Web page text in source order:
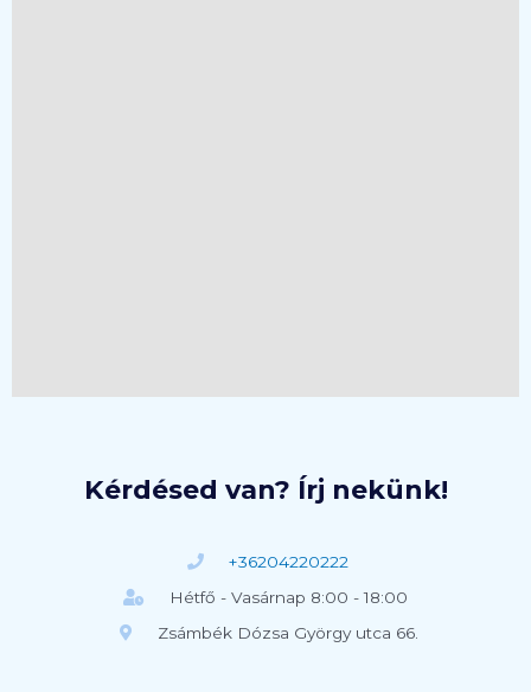
Kérdésed van? Írj nekünk!
+36204220222
Hétfő - Vasárnap 8:00 - 18:00
Zsámbék Dózsa György utca 66.